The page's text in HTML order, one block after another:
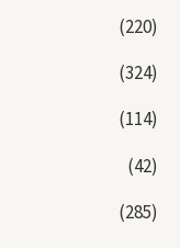
(220)
(324)
(114)
(42)
(285)